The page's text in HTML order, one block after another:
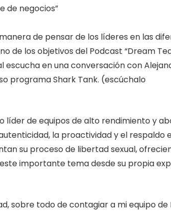
de negocios”
de pensar de los líderes en las
de los objetivos del Podcast “Dream
en una conversación con
programa Shark Tank. (escúchalo
líder de equipos de alto rendimiento y
la proactividad y el respaldo
su proceso de libertad sexual,
importante tema desde su propia
sobre todo de contagiar a mi equipo de